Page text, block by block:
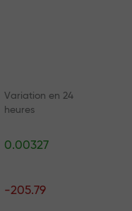
Variation en 24
heures
0.00327
-205.79
avec FX.CO